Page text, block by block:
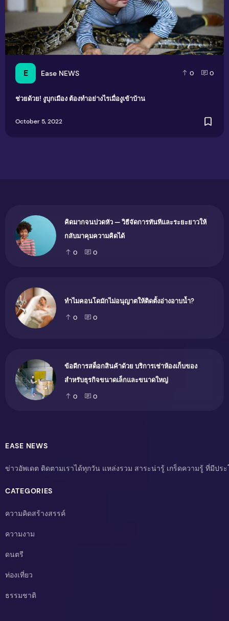
E Ease NEWS 0 0
ช่วยด้วย! งูบุกเมือง ต้องทำอย่างไรเมื่องูเข้าบ้าน
October 5, 2022
คิดมากจนปวดหัว — วิธีจัดการทันทีและระยะยาวให้
กลับมาคุมความคิดได้
0 0
ทำไมคอนโดมักไม่อนุญาตให้ติดตั้งอ่างอาบน้ำ?
0 0
ข้อดีการสต็อกสินค้าด้วย บริการเช่าห้องเก็บของ
สำหรับธุรกิจขนาดเล็กและขนาดใหญ่
0 0
EASE NEWS
ข่าวอัพเดต ติดตามเราได้ทุกวัน แหล่งรวม สาระน่ารู้ เกร็ดความรู้ ที่มีประ
CATEGORIES
ความคิดสร้างสรรค์
ความงาม
ดนตรี
ท่องเที่ยว
ธรรมชาติ